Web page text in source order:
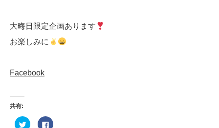
大晦日限定企画あります
お楽しみに
Facebook
共有:
ク Facebook